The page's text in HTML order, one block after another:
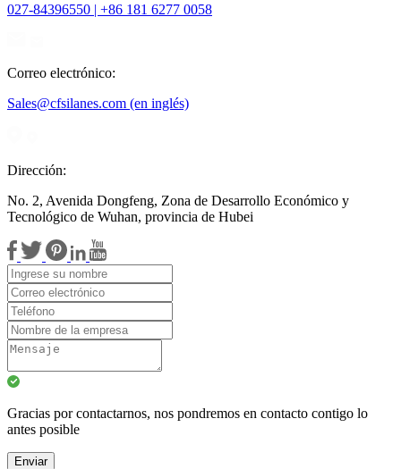
027-84396550 | +86 181 6277 0058
Correo electrónico:
Sales@cfsilanes.com (en inglés)
Dirección:
No. 2, Avenida Dongfeng, Zona de Desarrollo Económico y
Tecnológico de Wuhan, provincia de Hubei
Gracias por contactarnos, nos pondremos en contacto contigo lo
antes posible
Enviar